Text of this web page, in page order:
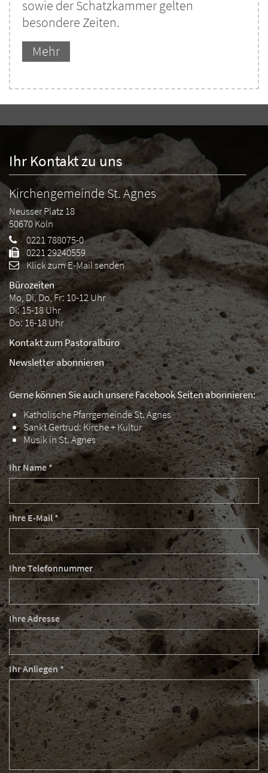
sowie der Schatzkammer gelten
besondere Zeiten.
Mehr
Ihr Name *
Ihre E-Mail *
Ihre Telefonnummer
Ihre Adresse
Ihr Anliegen *
Ihr Kontakt zu uns
Kirchengemeinde St. Agnes
Neusser Platz 18
50670Köln
0221 788075-0
0221 29240559
Klick zum E-Mail senden
Bürozeiten
Mo, Di, Do, Fr: 10-12 Uhr
Di: 15-18 Uhr
Do: 16-18 Uhr
Kontakt zum Pastoralbüro
Newsletter abonnieren
Gerne können Sie auch unsere Facebook Seiten abonnieren:
Katholische Pfarrgemeinde St. Agnes
Sankt Gertrud: Kirche + Kultur
Musik in St. Agnes